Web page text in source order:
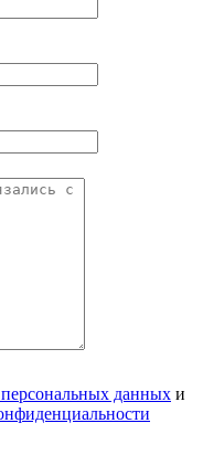
персональных данных и